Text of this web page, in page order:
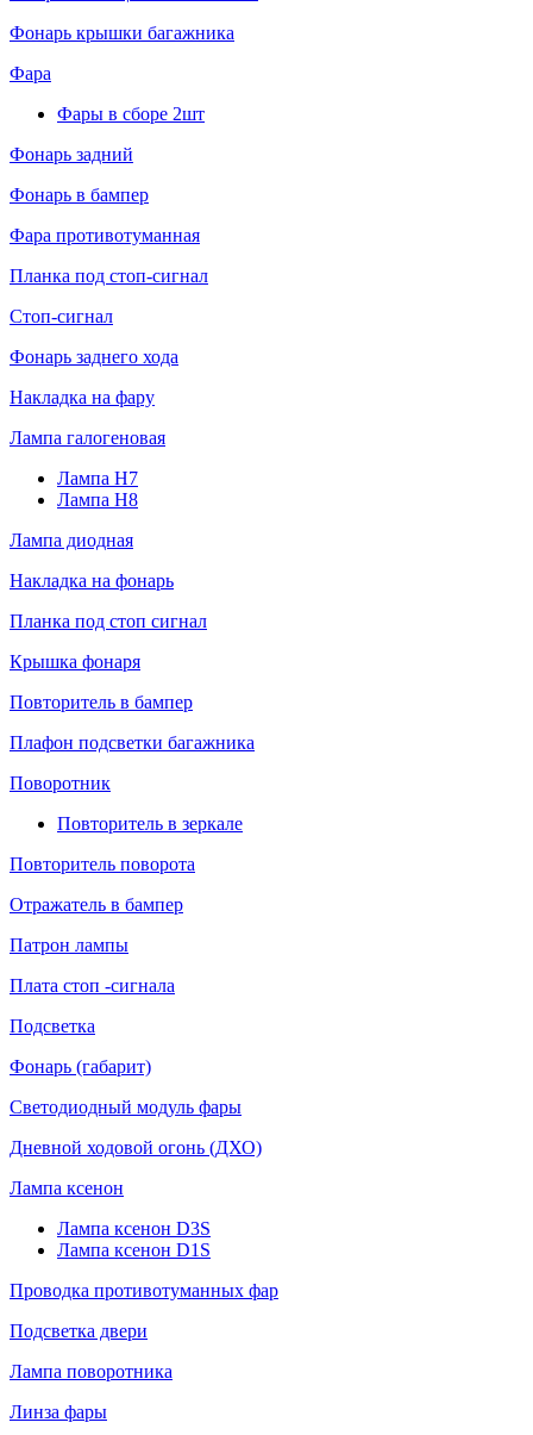
Фонарь крышки багажника
Фара
Фары в сборе 2шт
Фонарь задний
Фонарь в бампер
Фара противотуманная
Планка под стоп-сигнал
Стоп-сигнал
Фонарь заднего хода
Накладка на фару
Лампа галогеновая
Лампа H7
Лампа H8
Лампа диодная
Накладка на фонарь
Планка под стоп сигнал
Крышка фонаря
Повторитель в бампер
Плафон подсветки багажника
Поворотник
Повторитель в зеркале
Повторитель поворота
Отражатель в бампер
Патрон лампы
Плата стоп -сигнала
Подсветка
Фонарь (габарит)
Светодиодный модуль фары
Дневной ходовой огонь (ДХО)
Лампа ксенон
Лампа ксенон D3S
Лампа ксенон D1S
Проводка противотуманных фар
Подсветка двери
Лампа поворотника
Линза фары